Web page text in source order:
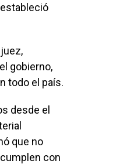
gobierno,
todo el país.
desde el
que no
con